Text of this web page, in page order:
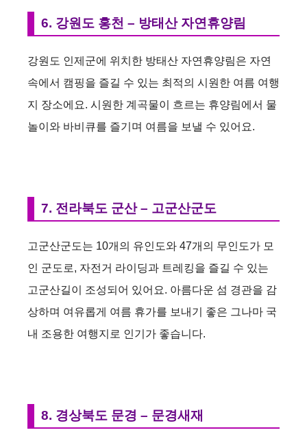
i
d
e
o
6. 강원도 홍천 – 방태산 자연휴양림
강원도 인제군에 위치한 방태산 자연휴양림은 자연
속에서 캠핑을 즐길 수 있는 최적의 시원한 여름 여행
지 장소에요. 시원한 계곡물이 흐르는 휴양림에서 물
놀이와 바비큐를 즐기며 여름을 보낼 수 있어요.
7. 전라북도 군산 – 고군산군도
고군산군도는 10개의 유인도와 47개의 무인도가 모
인 군도로, 자전거 라이딩과 트레킹을 즐길 수 있는
고군산길이 조성되어 있어요. 아름다운 섬 경관을 감
상하며 여유롭게 여름 휴가를 보내기 좋은 그나마 국
내 조용한 여행지로 인기가 좋습니다.
8. 경상북도 문경 – 문경새재